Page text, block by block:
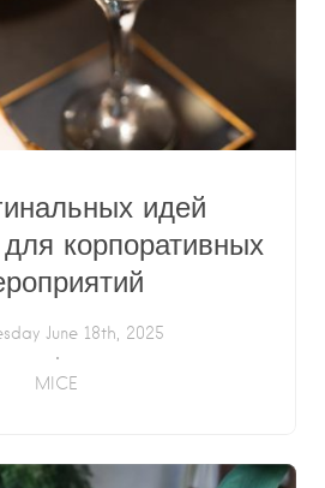
идей
для корпоративных
June 18th, 2025
MICE